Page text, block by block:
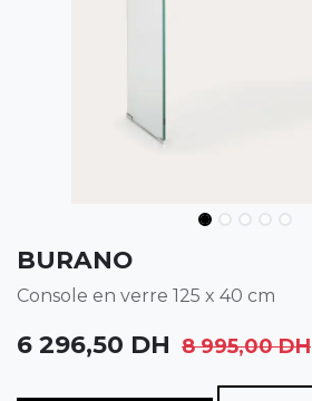
BURANO
Console en verre 125 x 40 cm
6 296,50 DH 8 995,00DH